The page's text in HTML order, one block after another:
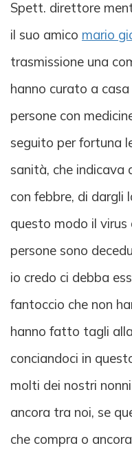
Spett. direttore
il suo amico mario
trasmissione una
hanno curato a
persone con
seguito per fortuna
sanità, che indicava
con febbre, di dargli
questo modo il
persone sono
io credo ci debba
fantoccio che non
hanno fatto tagli
conciandoci in
molti dei nostri
ancora tra noi, se
che compra o